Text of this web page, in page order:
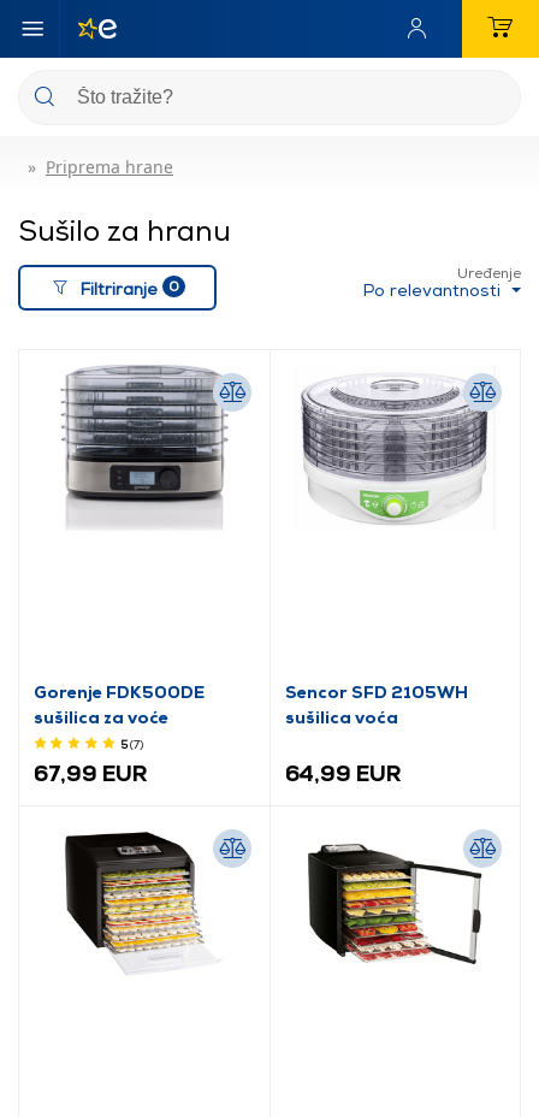
Priprema hrane
Sušilo za hranu
Filtriranje 0
Uređenje
Po relevantnosti
Gorenje FDK500DE
sušilica za voće
5(7)
67,99 EUR
Sencor SFD 2105WH
sušilica voća
64,99 EUR